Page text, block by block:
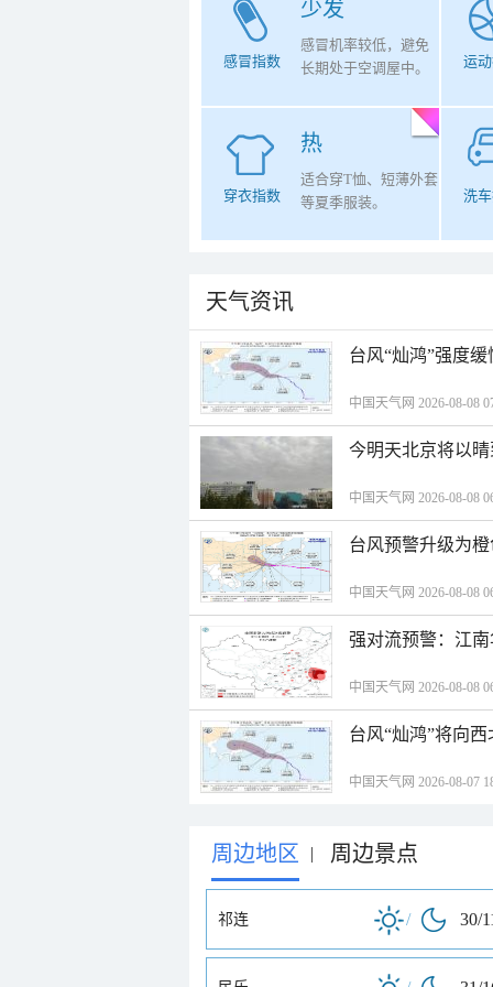
少发
感冒指数
感冒机率较低，避免
长期处于空调屋中。
运
热
穿衣指数
适合穿T恤、短薄外套
等夏季服装。
洗
天气资讯
台风“灿鸿”强度
中国天气网 2026-08-08
今明天北京将以
中国天气网 2026-08-08
台风预警升级为
中国天气网 2026-08-08
强对流预警：江
中国天气网 2026-08-08
台风“灿鸿”将向
中国天气网 2026-08-07
周边地区 | 周边景点
祁连 / 30/